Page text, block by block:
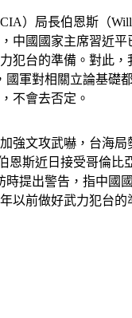
）局長伯恩斯（
中國國家主席習近平
力犯台的準備。對此，
國軍對相關立論基礎
強文攻武嚇，台海局
恩斯近日接受哥倫比
時提出警告，指中國